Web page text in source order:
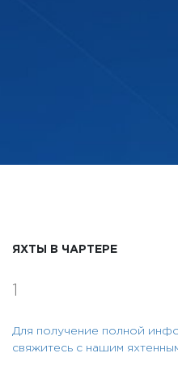
ЯХТЫ В ЧАРТЕРЕ
Для получение полной
свяжитесь с нашим